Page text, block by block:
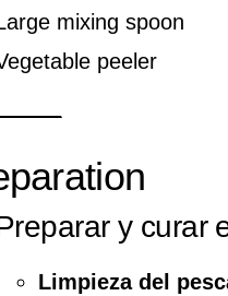
mixing spoon
peeler
y curar
Limpieza del